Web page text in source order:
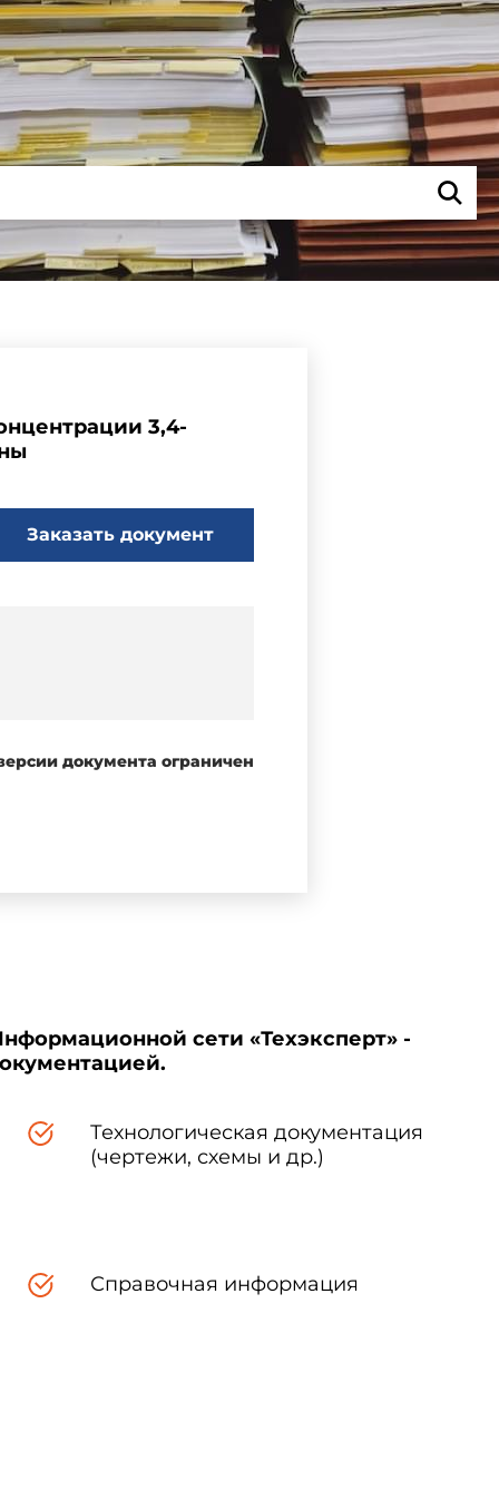
3,4-
Заказать документ
документа ограничен
сети «Техэксперт» -
Технологическая документация
(чертежи, схемы и др.)
Справочная информация